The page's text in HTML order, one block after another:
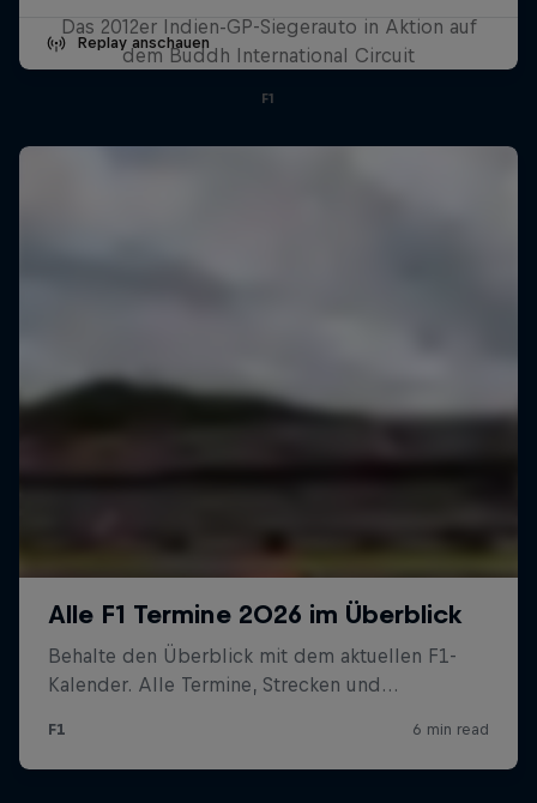
Replay anschauen
Das 2012er Indien-GP-Siegerauto in Aktion auf
dem Buddh International Circuit
F1